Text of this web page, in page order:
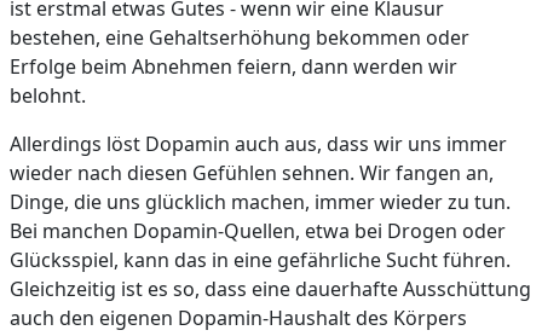
ist erstmal etwas Gutes - wenn wir eine Klausur
bestehen, eine Gehaltserhöhung bekommen oder
Erfolge beim Abnehmen feiern, dann werden wir
belohnt.
Allerdings löst Dopamin auch aus, dass wir uns immer
wieder nach diesen Gefühlen sehnen. Wir fangen an,
Dinge, die uns glücklich machen, immer wieder zu tun.
Bei manchen Dopamin-Quellen, etwa bei Drogen oder
Glücksspiel, kann das in eine gefährliche Sucht führen.
Gleichzeitig ist es so, dass eine dauerhafte Ausschüttung
auch den eigenen Dopamin-Haushalt des Körpers